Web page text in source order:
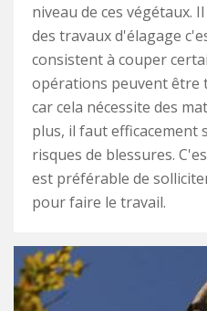
niveau de ces végétaux.
des travaux d'élagage
consistent à couper
opérations peuvent être
car cela nécessite des
plus, il faut efficacement
risques de blessures.
est préférable de
pour faire le travail.